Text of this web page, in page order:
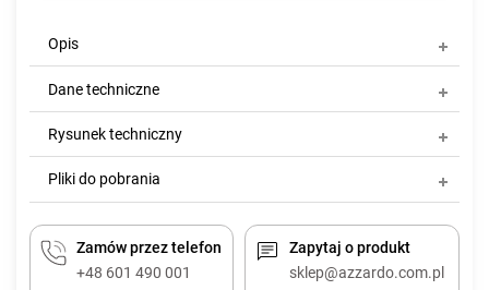
Opis
Dane techniczne
Rysunek techniczny
Pliki do pobrania
Zamów przez telefon
+48 601 490 001
Zapytaj o produkt
sklep@azzardo.com.pl